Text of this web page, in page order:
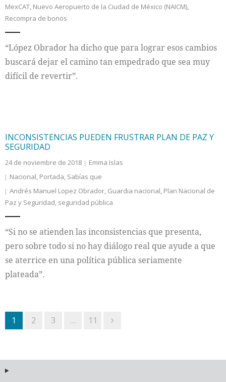
MexCAT, Nuevo Aeropuerto de la Ciudad de México (NAICM),
Recompra de bonos
“López Obrador ha dicho que para lograr esos cambios
buscará dejar el camino tan empedrado que sea muy
difícil de revertir”.
INCONSISTENCIAS PUEDEN FRUSTRAR PLAN DE PAZ Y
SEGURIDAD
24 de noviembre de 2018
Emma Islas
Nacional, Portada, Sabías que
Andrés Manuel Lopez Obrador, Guardia nacional, Plan Nacional de
Paz y Seguridad, seguridad pública
“Si no se atienden las inconsistencias que presenta,
pero sobre todo si no hay diálogo real que ayude a que
se aterrice en una política pública seriamente
plateada”.
1 2 3 … 11